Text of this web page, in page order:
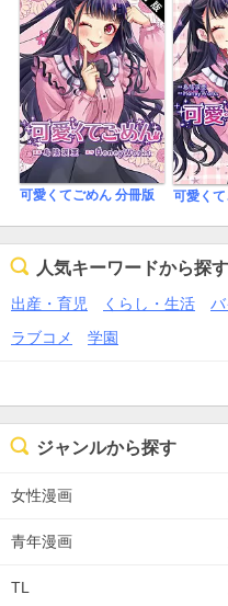
可愛くてごめん 分冊版 可愛く
人気キーワードから探す
出産・育児 くらし・生活
ラブコメ
学園
ジャンルから探す
女性漫画
青年漫画
TL